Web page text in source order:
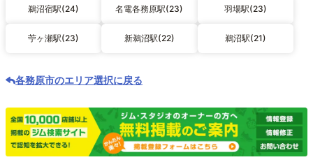
鵜沼宿駅(24) 名電各務原駅(23) 羽場駅(23)
苧ヶ瀬駅(23) 新鵜沼駅(22) 鵜沼駅(21)
各務原市のエリア選択に戻る